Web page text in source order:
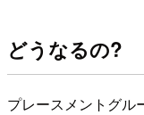
どうなるの?
プレースメントグル